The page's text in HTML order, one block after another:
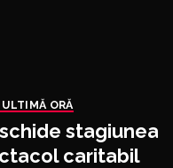
ORĂ
stagiunea
caritabil